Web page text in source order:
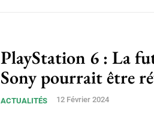
PlayStation 6 : La
Sony pourrait être
ACTUALITÉS 12 Février 2024